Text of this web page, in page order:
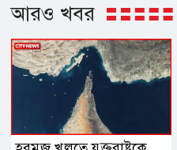
আরও খবর